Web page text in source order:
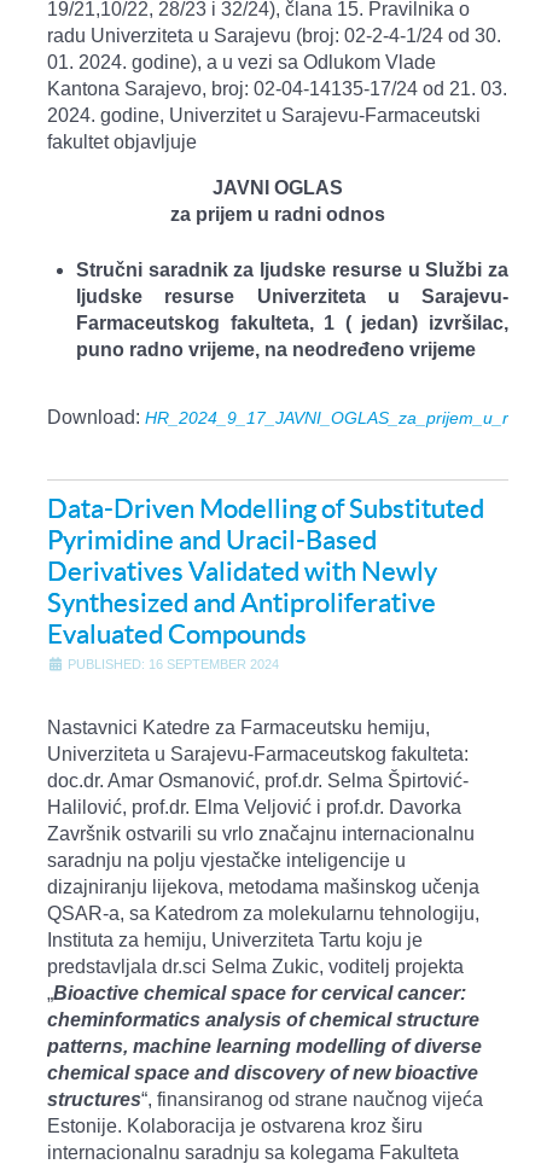
19/21,10/22, 28/23 i 32/24), člana 15. Pravilnika o
radu Univerziteta u Sarajevu (broj: 02-2-4-1/24 od 30.
01. 2024. godine), a u vezi sa Odlukom Vlade
Kantona Sarajevo, broj: 02-04-14135-17/24 od 21. 03.
2024. godine, Univerzitet u Sarajevu-Farmaceutski
fakultet objavljuje
JAVNI OGLAS
za prijem u radni odnos
Stručni saradnik za ljudske resurse u Službi za
ljudske resurse Univerziteta u Sarajevu-
Farmaceutskog fakulteta, 1 ( jedan) izvršilac,
puno radno vrijeme, na neodređeno vrijeme
Download:
Data-Driven Modelling of Substituted
Pyrimidine and Uracil-Based
Derivatives Validated with Newly
Synthesized and Antiproliferative
Evaluated Compounds
PUBLISHED: 16 SEPTEMBER 2024
Nastavnici Katedre za Farmaceutsku hemiju,
Univerziteta u Sarajevu-Farmaceutskog fakulteta:
doc.dr. Amar Osmanović, prof.dr. Selma Špirtović-
Halilović, prof.dr. Elma Veljović i prof.dr. Davorka
Završnik ostvarili su vrlo značajnu internacionalnu
saradnju na polju vjestačke inteligencije u
dizajniranju lijekova, metodama mašinskog učenja
QSAR-a, sa Katedrom za molekularnu tehnologiju,
Instituta za hemiju, Univerziteta Tartu koju je
predstavljala dr.sci Selma Zukic, voditelj projekta
„Bioactive chemical space for cervical cancer:
cheminformatics analysis of chemical structure
patterns, machine learning modelling of diverse
chemical space and discovery of new bioactive
structures“, finansiranog od strane naučnog vijeća
Estonije. Kolaboracija je ostvarena kroz širu
internacionalnu saradnju sa kolegama Fakulteta